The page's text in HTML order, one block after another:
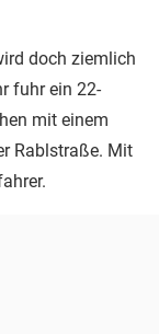
doch ziemlich
fuhr ein 22-
mit einem
Rablstraße. Mit